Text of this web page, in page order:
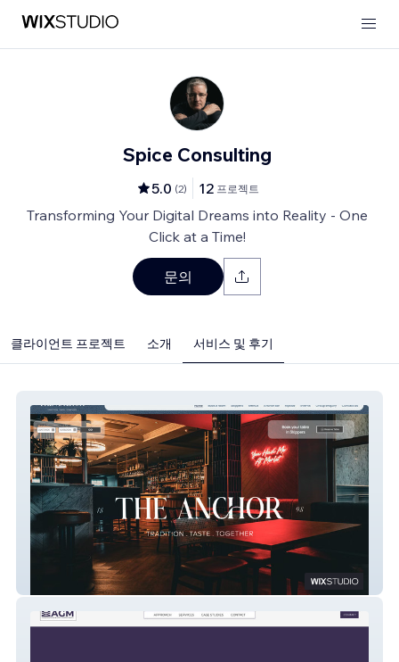
Spice Consulting
5.0 (2) 12 프로젝트
Transforming Your Digital Dreams into Reality - One
Click at a Time!
문의
클라이언트 프로젝트 소개 서비스 및 후기
The Anchor Complex